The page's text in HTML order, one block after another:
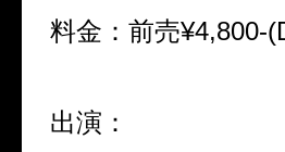
料金：前売¥4,800-
出演：